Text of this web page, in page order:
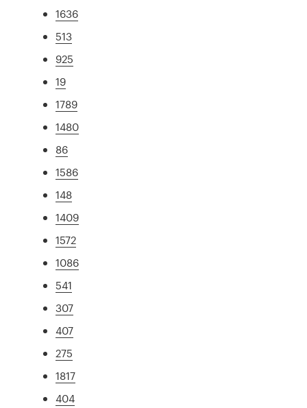
1636
513
925
19
1789
1480
86
1586
148
1409
1572
1086
541
307
407
275
1817
404